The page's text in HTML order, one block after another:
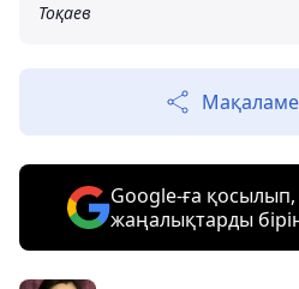
Тоқаев
Google-ға қосылып,
жаңалықтарды